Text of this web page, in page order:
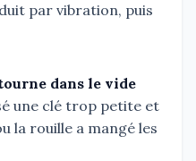
par vibration, puis
dans le vide
une clé trop petite et
la rouille a mangé les